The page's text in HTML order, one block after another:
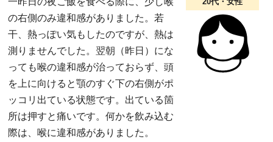
の右側のみ違和感がありました。若
干、熱っぽい気もしたのですが、熱は
測りませんでした。翌朝（昨日）にな
っても喉の違和感が治っておらず、頭
を上に向けると顎のすぐ下の右側がポ
ッコリ出ている状態です。出ている箇
所は押すと痛いです。何かを飲み込む
際は、喉に違和感がありました。